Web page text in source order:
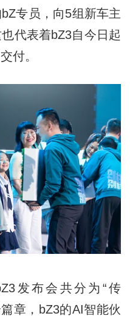
专员，向5组新车主
代表着bZ3自今日起
付。
发布会共分为“传
篇章，bZ3的AI智能伙